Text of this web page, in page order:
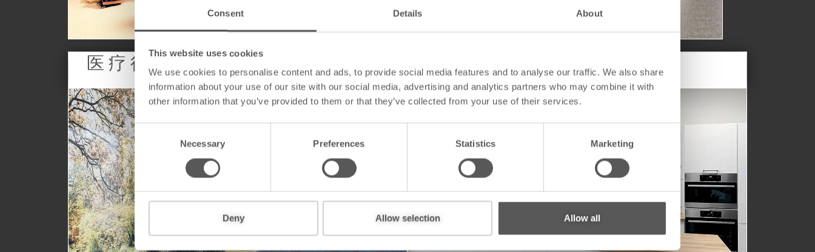
Consent Details About
This website uses cookies
We use cookies to personalise content and ads, to provide social media features and to analyse our traffic. We also share
information about your use of our site with our social media, advertising and analytics partners who may combine it with
other information that you’ve provided to them or that they’ve collected from your use of their services.
C
o
n
s
e
n
t
S
e
Necessary Preferences Statistics Marketing
Deny Allow selection Allow all
医疗行业
即刻焕新医疗空间！
以耐用且卫生的CeramicSteel表面，提升医疗环境品质。
即刻升级您的酒店与餐饮空间！
以CeramicSteel的优雅与耐用，提升酒店与餐饮环境。